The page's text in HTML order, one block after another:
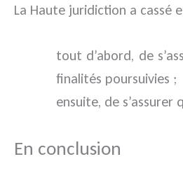
La Haute juridiction a cassé
tout d’abord, de
finalités poursuivies ;
ensuite, de s’assurer
En conclusion